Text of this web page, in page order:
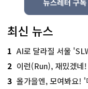
최신 뉴스
1 AI로 달라질 서울
2 이런(Run), 재밌겠네! '
3 올가을엔, 모여봐요!